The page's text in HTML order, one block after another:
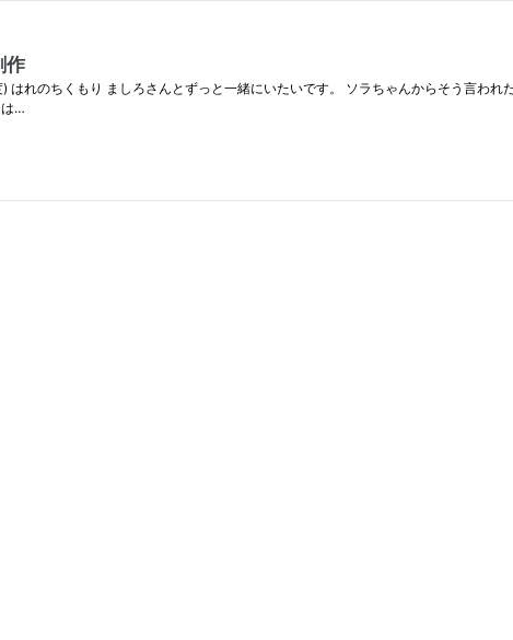
作
れのちくもり ましろさんとずっと一緒にいたいです。 ソラちゃんからそう言わ
は…